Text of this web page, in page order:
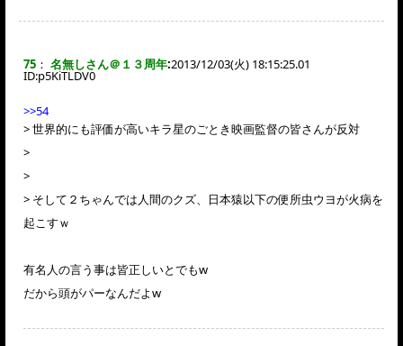
75 ： 名無しさん＠１３周年:2013/12/03(火) 18:15:25.01
ID:p5KiTLDV0
>>54
> 世界的にも評価が高いキラ星のごとき映画監督の皆さんが反対
>
>
> そして２ちゃんでは人間のクズ、日本猿以下の便所虫ウヨが火病を
起こすｗ
有名人の言う事は皆正しいとでもw
だから頭がパーなんだよw